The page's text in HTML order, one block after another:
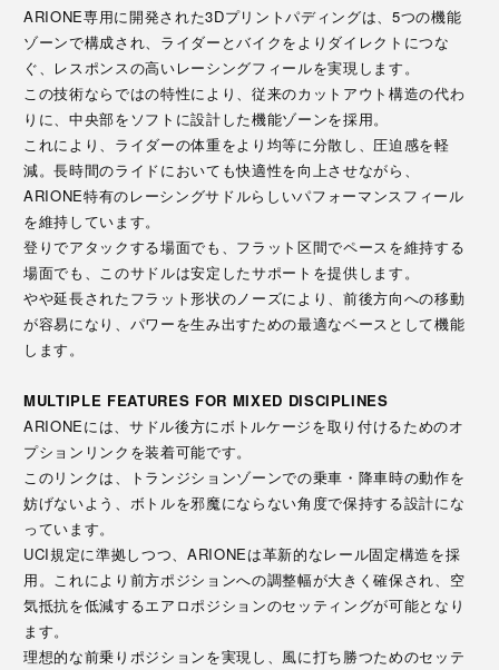
ARIONE専用に開発された3Dプリントパディングは、5つの機能
ゾーンで構成され、ライダーとバイクをよりダイレクトにつな
ぐ、レスポンスの高いレーシングフィールを実現します。
この技術ならではの特性により、従来のカットアウト構造の代わ
りに、中央部をソフトに設計した機能ゾーンを採用。
これにより、ライダーの体重をより均等に分散し、圧迫感を軽
減。長時間のライドにおいても快適性を向上させながら、
ARIONE特有のレーシングサドルらしいパフォーマンスフィール
を維持しています。
登りでアタックする場面でも、フラット区間でペースを維持する
場面でも、このサドルは安定したサポートを提供します。
やや延長されたフラット形状のノーズにより、前後方向への移動
が容易になり、パワーを生み出すための最適なベースとして機能
します。
MULTIPLE FEATURES FOR MIXED DISCIPLINES
ARIONEには、サドル後方にボトルケージを取り付けるためのオ
プションリンクを装着可能です。
このリンクは、トランジションゾーンでの乗車・降車時の動作を
妨げないよう、ボトルを邪魔にならない角度で保持する設計にな
っています。
UCI規定に準拠しつつ、ARIONEは革新的なレール固定構造を採
用。これにより前方ポジションへの調整幅が大きく確保され、空
気抵抗を低減するエアロポジションのセッティングが可能となり
ます。
理想的な前乗りポジションを実現し、風に打ち勝つためのセッテ